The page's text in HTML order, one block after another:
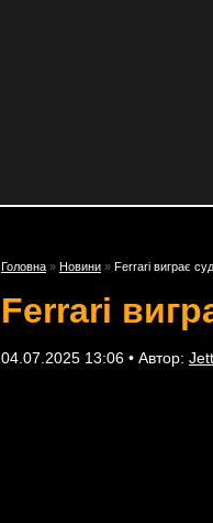
Головна » Новини » Ferrari виграє
Ferrari
04.07.2025 13:06 • Автор: